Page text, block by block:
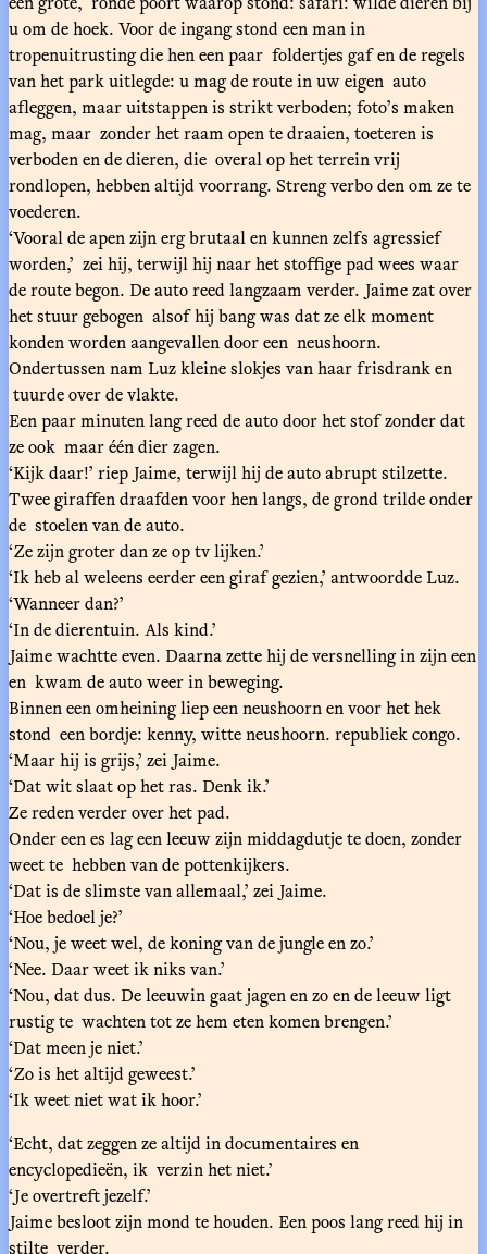
u om de hoek. Voor de ingang stond een man in
tropenuitrusting die hen een paar foldertjes gaf en de regels
van het park uitlegde: u mag de route in uw eigen auto
afleggen, maar uitstappen is strikt verboden; foto’s maken
mag, maar zonder het raam open te draaien, toeteren is
verboden en de dieren, die overal op het terrein vrij
rondlopen, hebben altijd voorrang. Streng verbo den om ze te
voederen.
‘Vooral de apen zijn erg brutaal en kunnen zelfs agressief
worden,’ zei hij, terwijl hij naar het stoffige pad wees waar
de route begon. De auto reed langzaam verder. Jaime zat over
het stuur gebogen alsof hij bang was dat ze elk moment
konden worden aangevallen door een neushoorn.
Ondertussen nam Luz kleine slokjes van haar frisdrank en
tuurde over de vlakte.
Een paar minuten lang reed de auto door het stof zonder dat
ze ook maar één dier zagen.
‘Kijk daar!’ riep Jaime, terwijl hij de auto abrupt stilzette.
Twee giraffen draafden voor hen langs, de grond trilde onder
de stoelen van de auto.
‘Ze zijn groter dan ze op tv lijken.’
‘Ik heb al weleens eerder een giraf gezien,’ antwoordde Luz.
‘Wanneer dan?’
‘In de dierentuin. Als kind.’
Jaime wachtte even. Daarna zette hij de versnelling in zijn een
en kwam de auto weer in beweging.
Binnen een omheining liep een neushoorn en voor het hek
stond een bordje: kenny, witte neushoorn. republiek congo.
‘Maar hij is grijs,’ zei Jaime.
‘Dat wit slaat op het ras. Denk ik.’
Ze reden verder over het pad.
Onder een es lag een leeuw zijn middagdutje te doen, zonder
weet te hebben van de pottenkijkers.
‘Dat is de slimste van allemaal,’ zei Jaime.
‘Hoe bedoel je?’
‘Nou, je weet wel, de koning van de jungle en zo.’
‘Nee. Daar weet ik niks van.’
‘Nou, dat dus. De leeuwin gaat jagen en zo en de leeuw ligt
rustig te wachten tot ze hem eten komen brengen.’
‘Dat meen je niet.’
‘Zo is het altijd geweest.’
‘Ik weet niet wat ik hoor.’
‘Echt, dat zeggen ze altijd in documentaires en
encyclopedieën, ik verzin het niet.’
‘Je overtreft jezelf.’
Jaime besloot zijn mond te houden. Een poos lang reed hij in
stilte verder.